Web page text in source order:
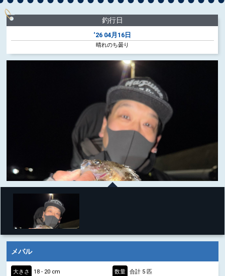
釣行日
‘26 04月16日
晴れのち曇り
メバル
大きさ 18 - 20 cm 数量 合計 5 匹